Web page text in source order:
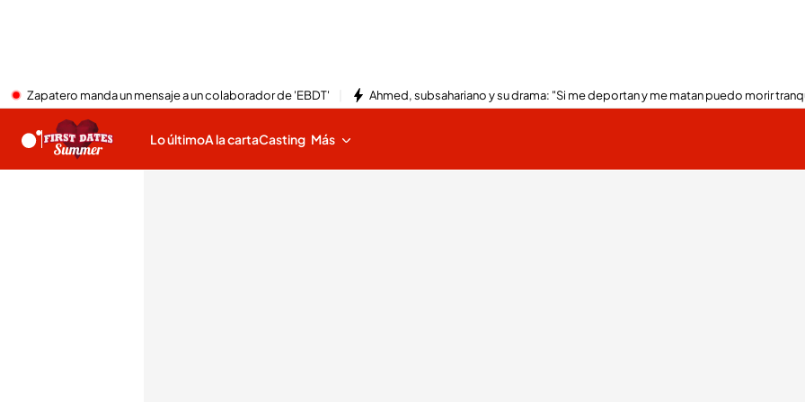
Zapatero manda un mensaje a un colaborador de 'EBDT' Ahmed, subsahariano y su drama: "Si me deportan y me matan puedo morir
Lo últimoA la cartaCasting Más